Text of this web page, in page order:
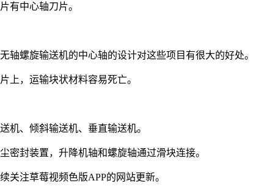
有中心轴刀片。
螺旋输送机的中心轴的设计对这些项目有很大的好处。
，运输块状材料容易死亡。
、倾斜输送机、垂直输送机。
封装置，升降机轴和螺旋轴通过滑块连接。
注草莓视频色版APP的网站更新。